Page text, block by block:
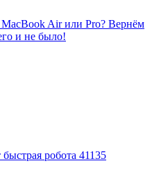
MacBook Air или Pro? Вернём
и не было!
робота 41135